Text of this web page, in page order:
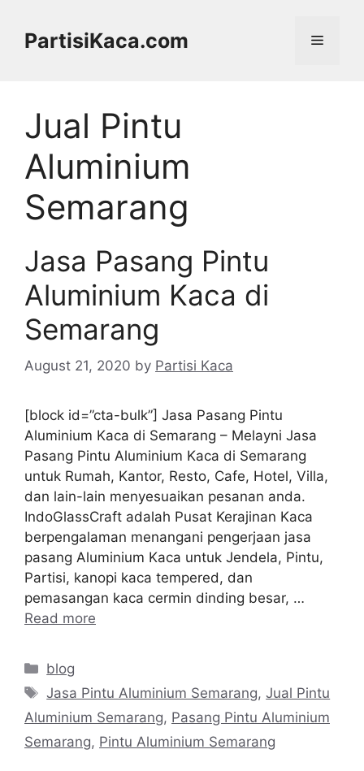
contentPartisiKaca.com Menu
Jual Pintu
Aluminium
Semarang
Jasa Pasang Pintu
Aluminium Kaca di
Semarang
August 21, 2020 by Partisi Kaca
[block id=”cta-bulk”] Jasa Pasang Pintu
Aluminium Kaca di Semarang – Melayni Jasa
Pasang Pintu Aluminium Kaca di Semarang
untuk Rumah, Kantor, Resto, Cafe, Hotel, Villa,
dan lain-lain menyesuaikan pesanan anda.
IndoGlassCraft adalah Pusat Kerajinan Kaca
berpengalaman menangani pengerjaan jasa
pasang Aluminium Kaca untuk Jendela, Pintu,
Partisi, kanopi kaca tempered, dan
pemasangan kaca cermin dinding besar, …
Read more
Categories
blog
Tags
Jasa Pintu Aluminium Semarang,Jual Pintu
Aluminium Semarang, Pasang Pintu Aluminium
Semarang, Pintu Aluminium Semarang